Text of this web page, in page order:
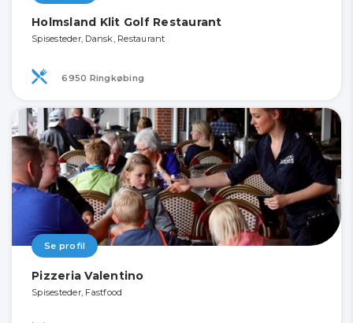
Holmsland Klit Golf Restaurant
Spisesteder, Dansk, Restaurant
6950 Ringkøbing
Se profil
Pizzeria Valentino
Spisesteder, Fastfood